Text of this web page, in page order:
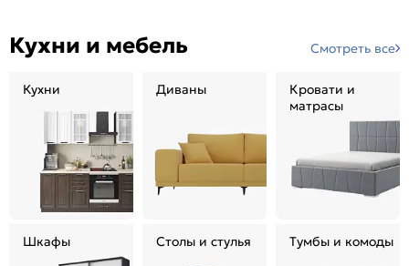
Кухни и мебель Смотреть все
Кухни Диваны
Кровати и
матрасы
Шкафы Столы и стулья Тумбы и комоды